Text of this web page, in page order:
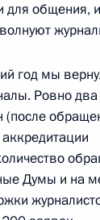
для общения,
год мы
Ровно два
(после
Думы и на